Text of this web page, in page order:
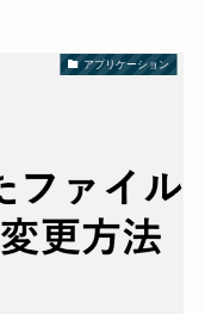
アプリケーション